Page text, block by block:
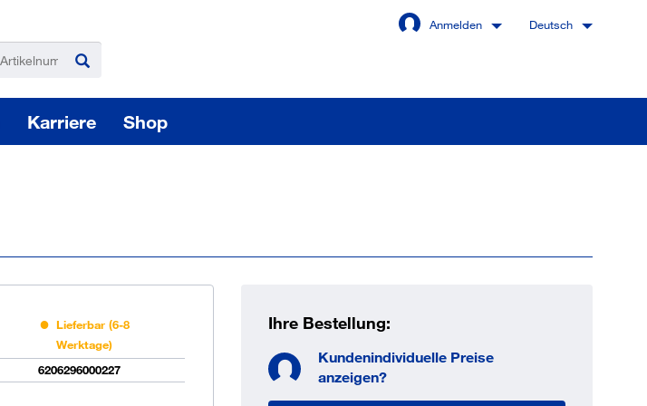
Anmelden
Anmelden
Sie sind noch kein Kunde
Deutsch
Karriere Shop
Lieferbar (6-8
Werktage)
6206296000227
Ihre Bestellung:
Kundenindividuelle Preise
anzeigen?